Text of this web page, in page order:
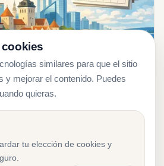
en Estonia: plazos y
cookies
similares para que el sitio
y mejorar el contenido. Puedes
quieras.
tu elección de cookies y